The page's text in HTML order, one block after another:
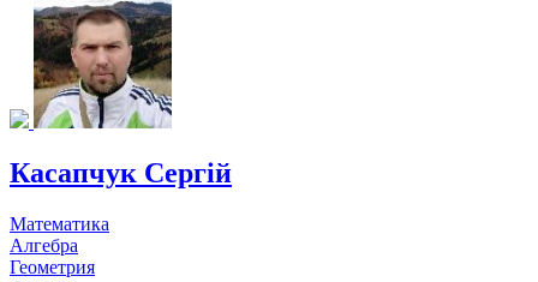
Касапчук Сергій
Математика
Алгебра
Геометрия